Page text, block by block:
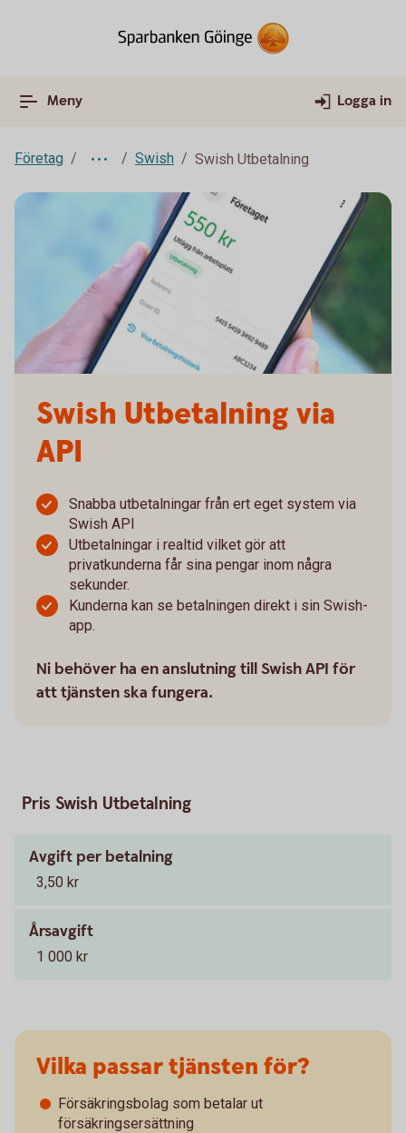
Meny Logga in
Företag Swish Swish Utbetalning
Swish Utbetalning via
API
Snabba utbetalningar från ert eget system via
Swish API
Utbetalningar i realtid vilket gör att
privatkunderna får sina pengar inom några
sekunder.
Kunderna kan se betalningen direkt i sin Swish-
app.
Ni behöver ha en anslutning till Swish API för
att tjänsten ska fungera.
Pris Swish Utbetalning
Avgift per betalning
3,50 kr
Årsavgift
1 000 kr
Vilka passar tjänsten för?
Försäkringsbolag som betalar ut
försäkringsersättning